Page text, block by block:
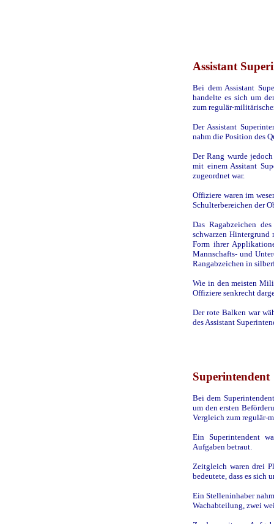
Assistant
Bei dem Assistant
handelte es sich um
zum regulär-
Der Assistant
nahm die Position des
Der Rang wurde
mit einem Assitant
zugeordnet war.
Offiziere waren im
Schulterbereichen der
Das Ragabzeichen
schwarzen
Form ihrer
Mannschafts- und
Rangabzeichen in
Wie in den meisten
Offiziere senkrecht
Der rote Balken war
des Assistant
Superintendent
Bei dem
um den ersten
Vergleich zum regulär-
Ein Superintendent
Aufgaben betraut.
Zeitgleich waren drei
bedeutete, dass es sich
Ein Stelleninhaber
Wachabteilung, zwei